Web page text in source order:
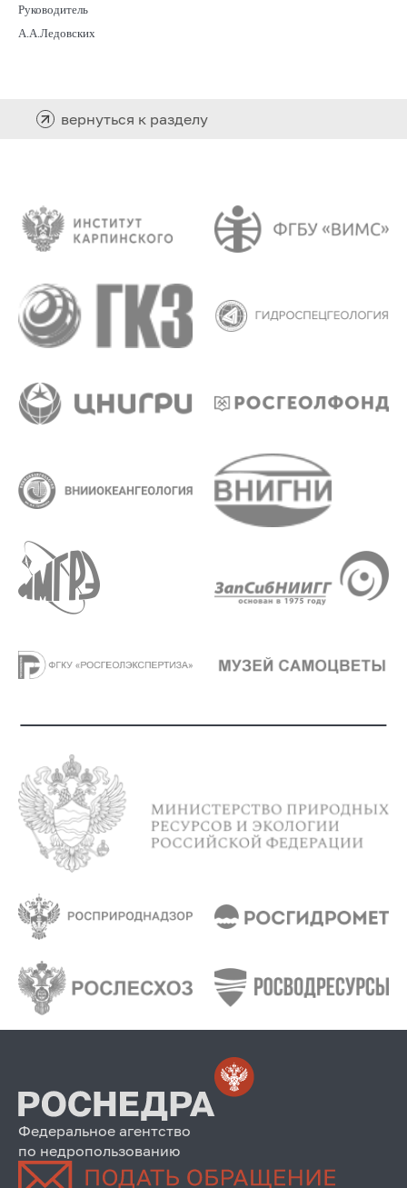
Руководитель
А.А.Ледовских
вернуться к разделу
Федеральное агентство
по недропользованию